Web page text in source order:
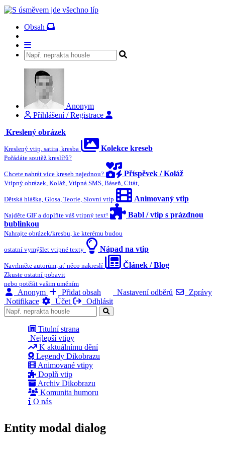
Obsah
Anonym
Přihlášení / Registrace
Kreslený obrázek
Kreslený vtip, satira, kresba Kolekce kreseb
Pořádáte soutěž kreslířů?
Chcete nahrát více kreseb najednou? Příspěvek / Koláž
Vtipný obrázek, Koláž, Vtipná SMS, Báseň, Citát,
Dětská hláška, Glosa, Teorie, Slovní vtip Animovaný vtip
Najděte GIF a doplňte váš vtipný text!
Babl / vtip s prázdnou
bublinkou
Nahrajte obrázek/kresbu, ke kterému budou
ostatní vymýšlet vtipné texty Nápad na vtip
Navrhněte autorům, ať něco nakreslí Článek / Blog
Zkuste ostatní pobavit
nebo potěšit vašim uměním
Anonym Přidat obsah Nastavení odběrů
Zprávy
Notifikace
Účet Odhlásit
Titulní strana
Nejlepší vtipy
K aktuálnímu dění
Legendy Dikobrazu
Animované vtipy
Doplň vtip
Archiv Dikobrazu
Komunita humoru
O nás
Entity modal dialog